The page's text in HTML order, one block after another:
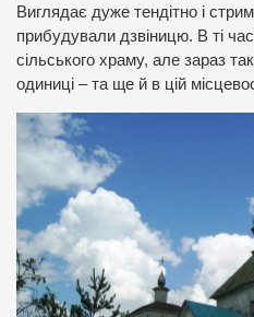
Виглядає дуже тендітно і
прибудували дзвіницю. В ті
сільського храму, але зараз
одиниці – та ще й в цій